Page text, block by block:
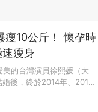
瘦10公斤！ 懷孕時
瘦身
的台灣演員徐熙媛（大
後，終於2014年、2016